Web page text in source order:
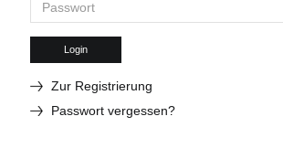
Login
Zur Registrierung
Passwort vergessen?